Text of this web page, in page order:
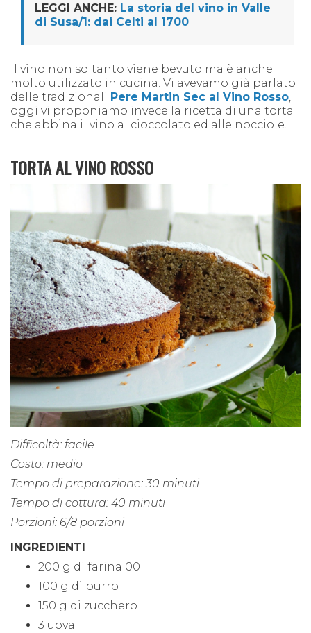
LEGGI ANCHE: La storia del vino in Valle
di Susa/1: dai Celti al 1700
Il vino non soltanto viene bevuto ma è anche
molto utilizzato in cucina. Vi avevamo già parlato
delle tradizionali Pere Martin Sec al Vino Rosso
oggi vi proponiamo invece la ricetta di una torta
che abbina il vino al cioccolato ed alle nocciole.
TORTA AL VINO ROSSO
Difficoltà: facile
Costo: medio
Tempo di preparazione: 30 minuti
Tempo di cottura: 40 minuti
Porzioni: 6/8 porzioni
INGREDIENTI
200 g di farina 00
100 g di burro
150 g di zucchero
3 uova